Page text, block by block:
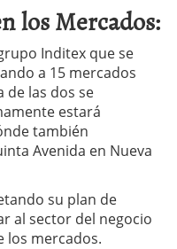
los Mercados:
Inditex que se
a 15 mercados
de las dos se
estará
también
Avenida en Nueva
su plan de
al sector del negocio
los mercados.